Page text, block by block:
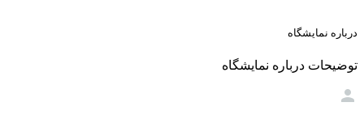
درباره نمایشگاه
توضیحات درباره نمایشگاه
person